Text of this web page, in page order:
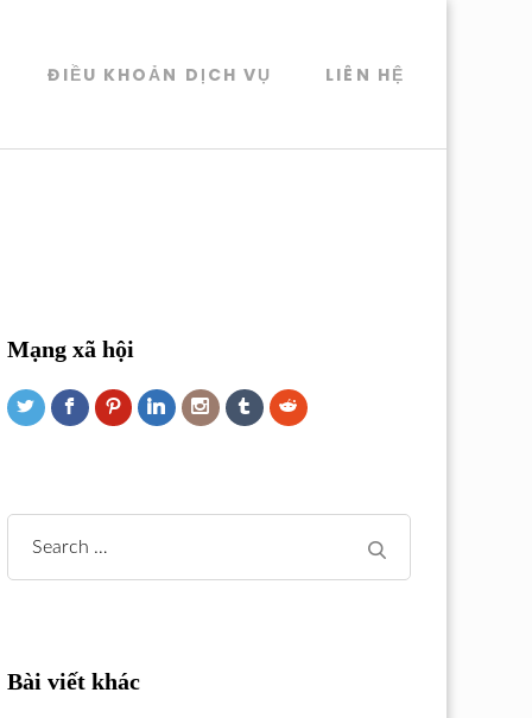
ĐIỀU KHOẢN DỊCH VỤ LIÊN HỆ
Mạng xã hội
Search
for:
Bài viết khác